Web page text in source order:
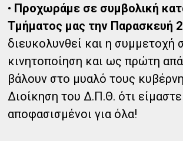
• Προχωράμε σε συμβολική
Τμήματος μας την Παρασκευή
διευκολυνθεί και η συμμετοχή
κινητοποίηση και ως πρώτη
βάλουν στο μυαλό τους
Διοίκηση του Δ.Π.Θ. ότι είμαστε
αποφασισμένοι για όλα!